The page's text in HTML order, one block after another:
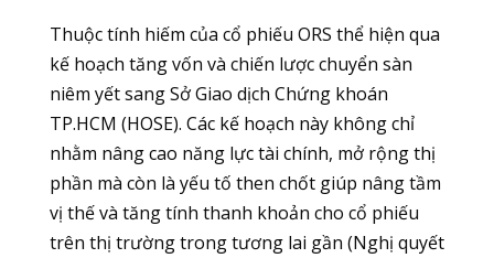
Thuộc tính hiếm của cổ phiếu ORS thể hiện qua
kế hoạch tăng vốn và chiến lược chuyển sàn
niêm yết sang Sở Giao dịch Chứng khoán
TP.HCM (HOSE). Các kế hoạch này không chỉ
nhằm nâng cao năng lực tài chính, mở rộng thị
phần mà còn là yếu tố then chốt giúp nâng tầm
vị thế và tăng tính thanh khoản cho cổ phiếu
trên thị trường trong tương lai gần (Nghị quyết